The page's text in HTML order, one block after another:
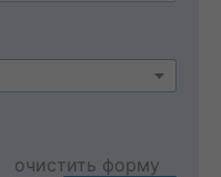
очистить форму